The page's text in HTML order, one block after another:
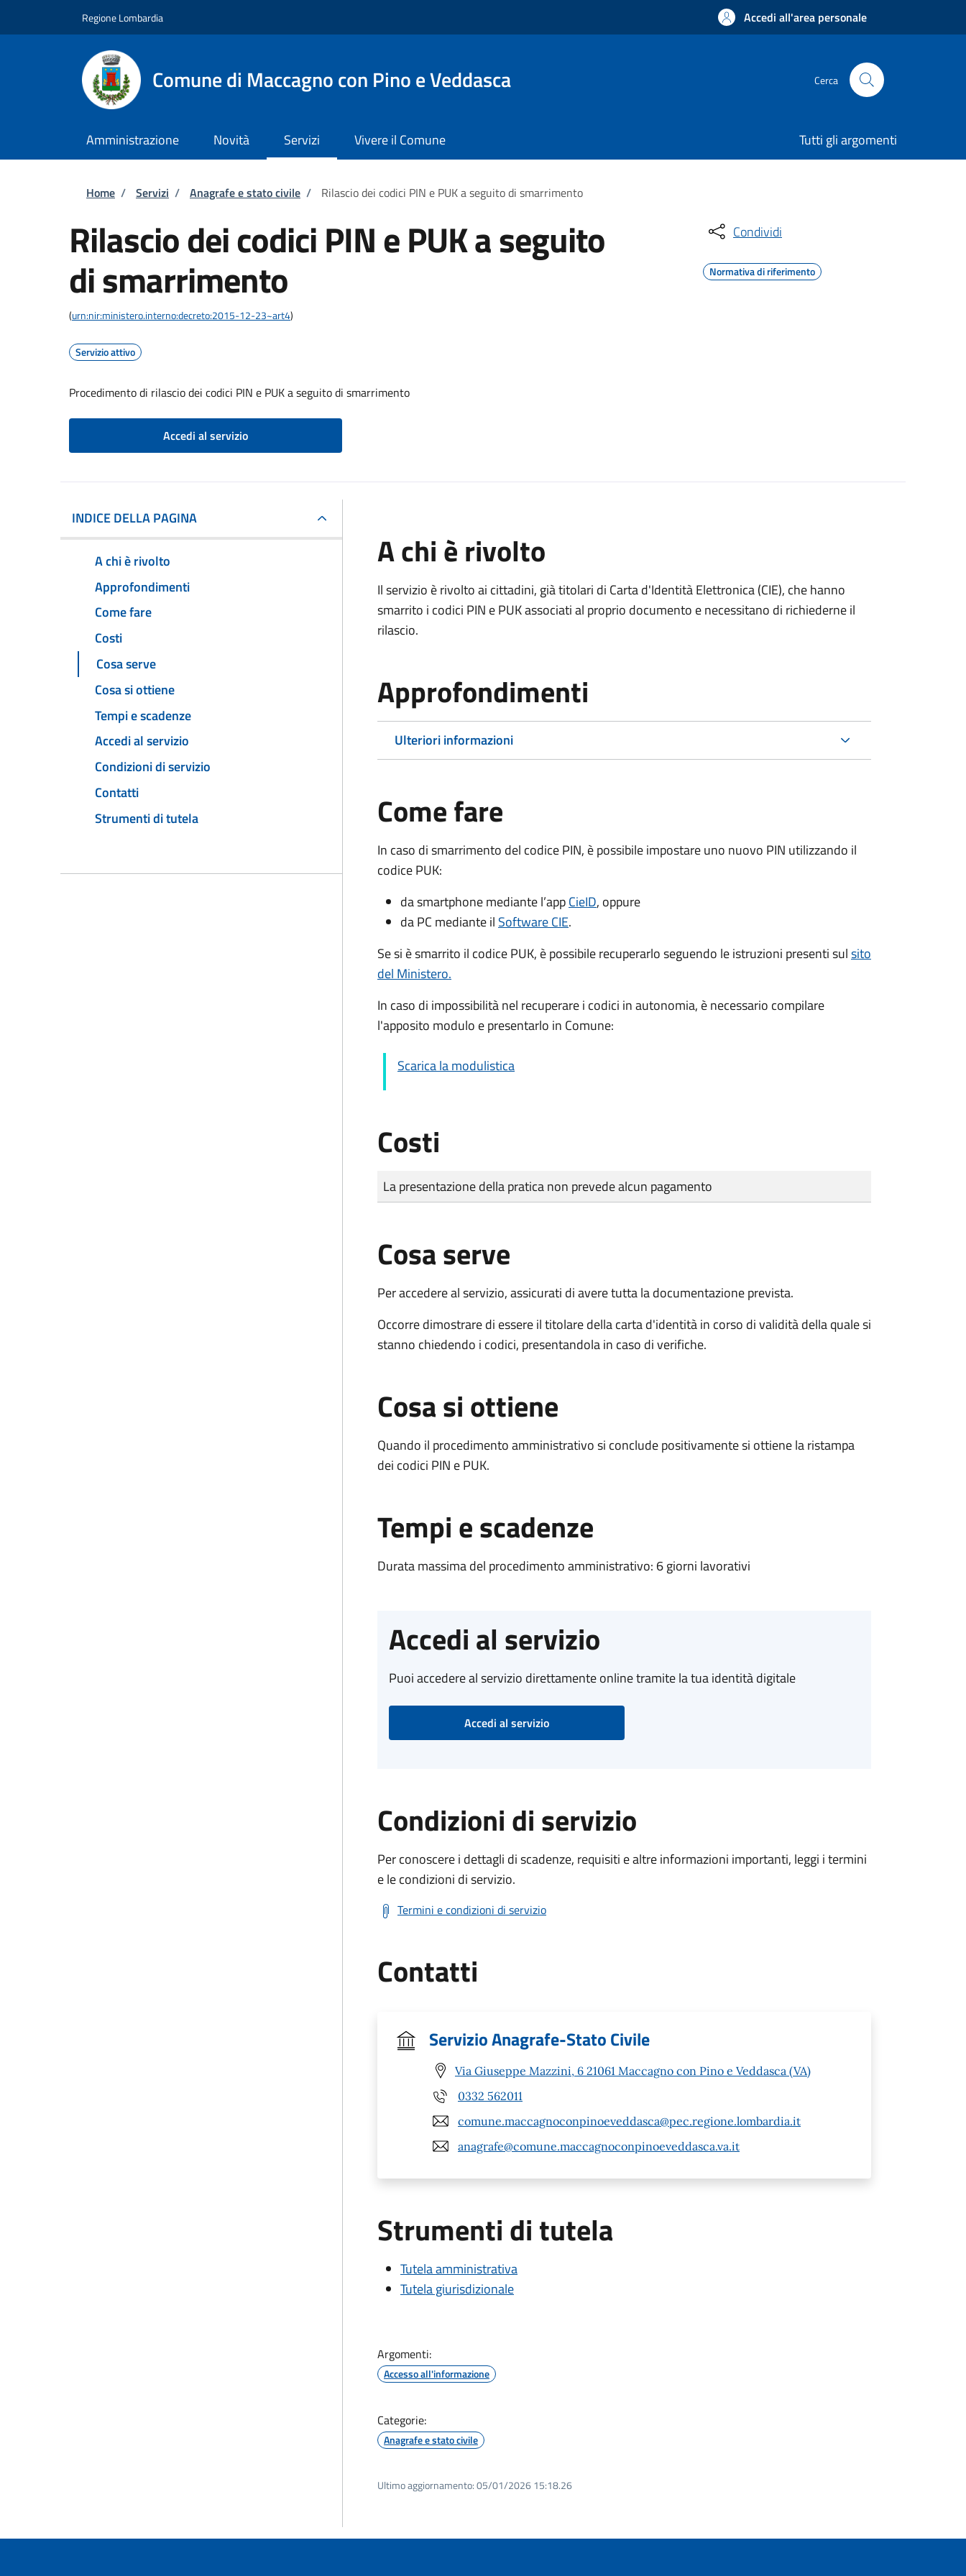
Regione Lombardia Accedi all'area personale
Comune di Maccagno con Pino e Veddasca Cerca
Amministrazione Novità Servizi Vivere il Comune Tutti gli argomenti
Briciole di pane
Home / Servizi / Anagrafe e stato civile / Rilascio dei codici PIN e PUK a seguito di smarrimento
Rilascio dei codici PIN e PUK a seguito
di smarrimento
(urn:nir:ministero.interno:decreto:2015-12-23~art4)
Servizio attivo
Procedimento di rilascio dei codici PIN e PUK a seguito di smarrimento
Accedi al servizio
Condividi
Normativa di riferimento
INDICE DELLA PAGINA
A chi è rivolto
Approfondimenti
Come fare
Costi
Cosa serve
Cosa si ottiene
Tempi e scadenze
Accedi al servizio
Condizioni di servizio
Contatti
Strumenti di tutela
A chi è rivolto
Il servizio è rivolto ai cittadini, già titolari di Carta d'Identità Elettronica (CIE), che hanno
smarrito i codici PIN e PUK associati al proprio documento e necessitano di richiederne il
rilascio.
Approfondimenti
Ulteriori informazioni
Come fare
In caso di smarrimento del codice PIN, è possibile impostare uno nuovo PIN utilizzando il
codice PUK:
da smartphone mediante l’appCieID, oppure
da PC mediante il Software CIE.
Se si è smarrito il codice PUK, è possibile recuperarlo seguendo le istruzioni presenti sulsito
del Ministero.
In caso di impossibilità nel recuperare i codici in autonomia, è necessario compilare
l'apposito modulo e presentarlo in Comune:
Scarica la modulistica
Costi
Tipo di pagamento
Importo
La presentazione della pratica non prevede alcun pagamento
Cosa serve
Per accedere al servizio, assicurati di avere tutta la documentazione prevista.
Occorre dimostrare di essere il titolare della carta d'identità in corso di validità della quale si
stanno chiedendo i codici, presentandola in caso di verifiche.
Cosa si ottiene
Quando il procedimento amministrativo si conclude positivamente si ottiene la ristampa
dei codici PIN e PUK.
Tempi e scadenze
Durata massima del procedimento amministrativo: 6 giorni lavorativi
Accedi al servizio
Puoi accedere al servizio direttamente online tramite la tua identità digitale
Accedi al servizio
Condizioni di servizio
Per conoscere i dettagli di scadenze, requisiti e altre informazioni importanti, leggi i termini
e le condizioni di servizio.
Termini e condizioni di servizio
Contatti
Servizio Anagrafe-Stato Civile
Via Giuseppe Mazzini, 6 21061 Maccagno con Pino e Veddasca (VA)
0332 562011
comune.maccagnoconpinoeveddasca@pec.regione.lombardia.it
anagrafe@comune.maccagnoconpinoeveddasca.va.it
Strumenti di tutela
Tutela amministrativa
Tutela giurisdizionale
Argomenti:
Accesso all'informazione
Categorie:
Anagrafe e stato civile
Ultimo aggiornamento:05/01/2026 15:18.26